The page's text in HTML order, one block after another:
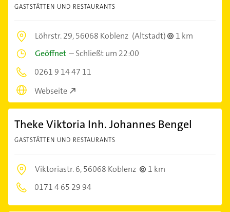
GASTSTÄTTEN UND RESTAURANTS
Löhrstr. 29,56068 Koblenz (Altstadt)
1 km
Geöffnet –Schließt um 22:00
0261 9 14 47 11
Webseite
Theke Viktoria Inh. Johannes Bengel
GASTSTÄTTEN UND RESTAURANTS
Viktoriastr. 6,56068 Koblenz
1 km
0171 4 65 29 94